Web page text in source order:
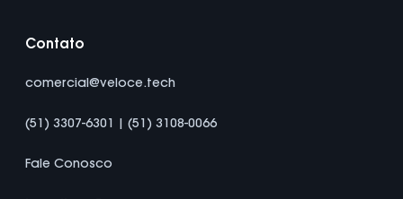
Contato
comercial@veloce.tech
(51) 3307-6301 | (51) 3108-0066
Fale Conosco